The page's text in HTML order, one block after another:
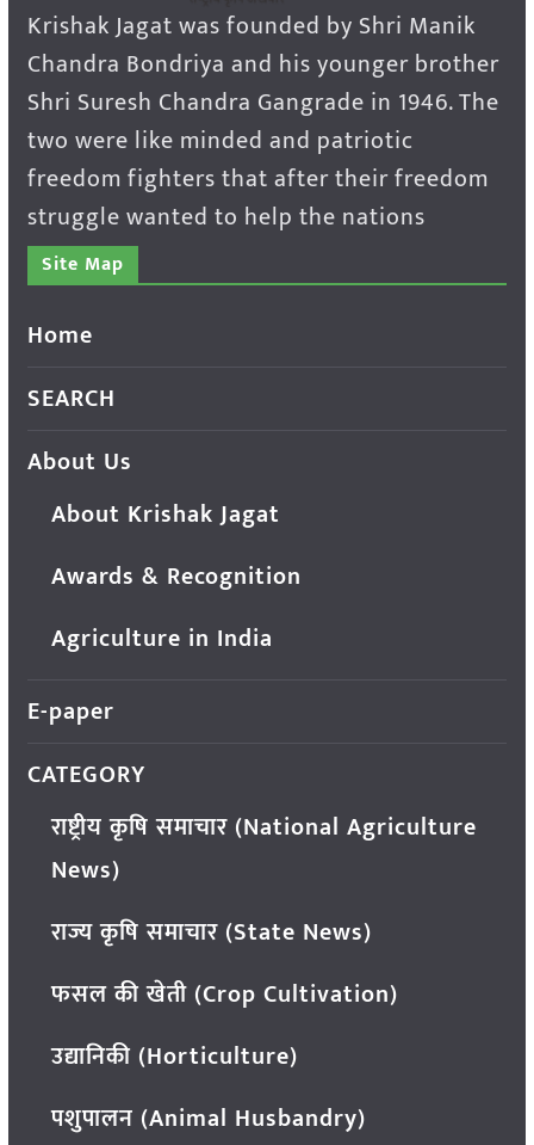
Krishak Jagat was founded by Shri Manik
Chandra Bondriya and his younger brother
Shri Suresh Chandra Gangrade in 1946. The
two were like minded and patriotic
freedom fighters that after their freedom
struggle wanted to help the nations
Site Map
Home
SEARCH
About Us
About Krishak Jagat
Awards & Recognition
Agriculture in India
E-paper
CATEGORY
राष्ट्रीय कृषि समाचार (National Agriculture
News)
राज्य कृषि समाचार (State News)
फसल की खेती (Crop Cultivation)
उद्यानिकी (Horticulture)
पशुपालन (Animal Husbandry)